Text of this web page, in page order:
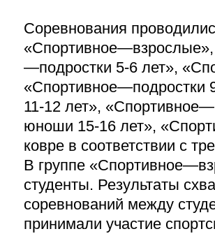
Соревнования
—подростки 5-6 лет»,
«Спортивное—подростки
11-12 лет»,
юноши 15-16 лет»,
ковре в соответствии с
В группе
студенты. Результаты
соревнований между
принимали участие